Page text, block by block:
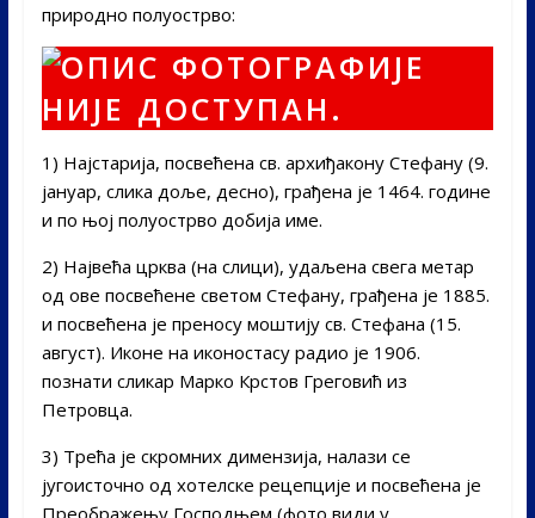
природно полуострво:
1) Најстарија, посвећена св. архиђакону Стефану (9.
јануар, слика доље, десно), грађена је 1464. године
и по њој полуострво добија име.
2) Највећа црква (на слици), удаљена свега метар
од ове посвећене светом Стефану, грађена је 1885.
и посвећена је преносу моштију св. Стефана (15.
август). Иконе на иконостасу радио је 1906.
познати сликар Марко Крстов Греговић из
Петровца.
3) Трећа је скромних димензија, налази се
југоисточно од хотелске рецепције и посвећена је
Преображењу Господњем (фото види у